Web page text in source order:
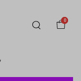
0